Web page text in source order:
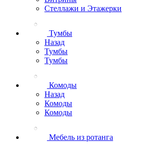
Стеллажи и Этажерки
Тумбы
Назад
Тумбы
Тумбы
Комоды
Назад
Комоды
Комоды
Мебель из ротанга